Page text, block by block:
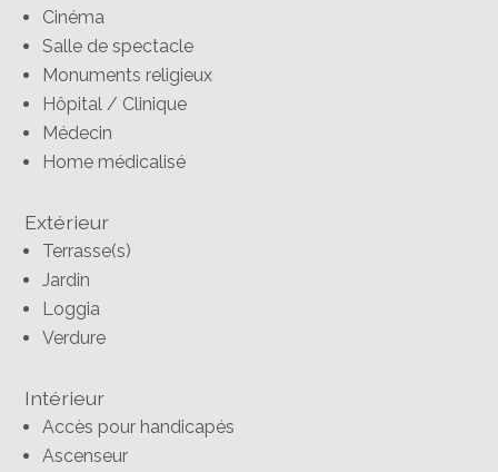
Cinéma
Salle de spectacle
Monuments religieux
Hôpital / Clinique
Médecin
Home médicalisé
Extérieur
Terrasse(s)
Jardin
Loggia
Verdure
Intérieur
Accès pour handicapés
Ascenseur